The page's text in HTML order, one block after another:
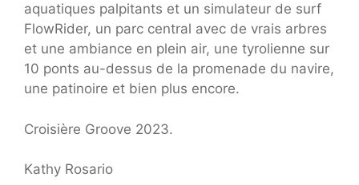
aquatiques palpitants et un simulateur de surf
FlowRider, un parc central avec de vrais arbres
et une ambiance en plein air, une tyrolienne sur
10 ponts au-dessus de la promenade du navire,
une patinoire et bien plus encore.
Croisière Groove 2023.
Kathy Rosario